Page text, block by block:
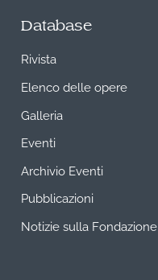
Database
Rivista
Elenco delle opere
Galleria
Eventi
Archivio Eventi
Pubblicazioni
Notizie sulla Fondazione